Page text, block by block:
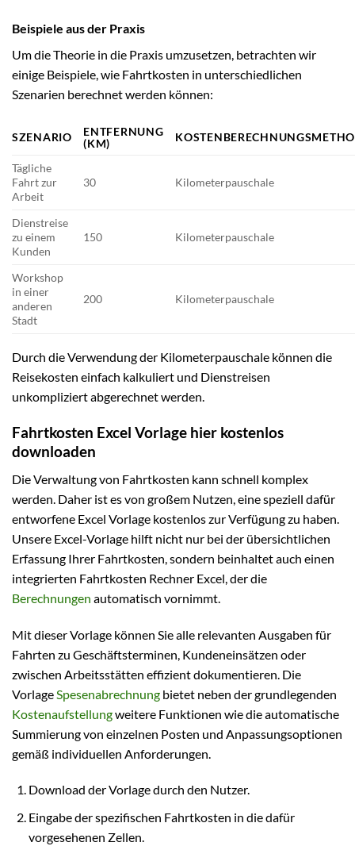
Beispiele aus der Praxis
Um die Theorie in die Praxis umzusetzen, betrachten wir
einige Beispiele, wie Fahrtkosten in unterschiedlichen
Szenarien berechnet werden können:
SZENARIO
ENTFERNUNG
(KM)
Tägliche
Fahrt zur
Arbeit
30 Kilometerpauschale
Dienstreise
zu einem
Kunden
150 Kilometerpauschale
Workshop
in einer
anderen
Stadt
200 Kilometerpauschale
Durch die Verwendung der Kilometerpauschale können die
Reisekosten einfach kalkuliert und Dienstreisen
unkompliziert abgerechnet werden.
Fahrtkosten Excel Vorlage hier kostenlos
downloaden
Die Verwaltung von Fahrtkosten kann schnell komplex
werden. Daher ist es von großem Nutzen, eine speziell dafür
entworfene Excel Vorlage kostenlos zur Verfügung zu haben.
Unsere Excel-Vorlage hilft nicht nur bei der übersichtlichen
Erfassung Ihrer Fahrtkosten, sondern beinhaltet auch einen
integrierten Fahrtkosten Rechner Excel, der die
Berechnungen automatisch vornimmt.
Mit dieser Vorlage können Sie alle relevanten Ausgaben für
Fahrten zu Geschäftsterminen, Kundeneinsätzen oder
zwischen Arbeitsstätten effizient dokumentieren. Die
Vorlage Spesenabrechnung bietet neben der grundlegenden
Kostenaufstellungweitere Funktionen wie die automatische
Summierung von einzelnen Posten und Anpassungsoptionen
gemäß individuellen Anforderungen.
Download der Vorlage durch den Nutzer.
Eingabe der spezifischen Fahrtkosten in die dafür
vorgesehenen Zellen.